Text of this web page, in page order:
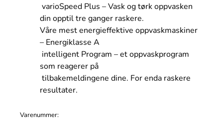
varioSpeed Plus – Vask og tørk oppvasken
din opptil tre ganger raskere.
Våre mest energieffektive oppvaskmaskiner
– Energiklasse A
intelligent Program – et oppvaskprogram
som reagerer på
tilbakemeldingene dine. For enda raskere
resultater.
Varenummer: